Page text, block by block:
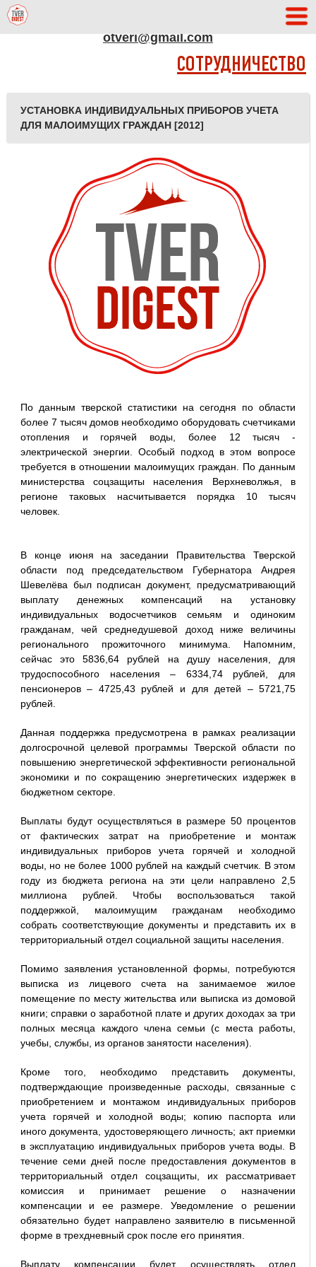
otveri@gmail.com
СОТРУДНИЧЕСТВО
УСТАНОВКА ИНДИВИДУАЛЬНЫХ ПРИБОРОВ УЧЕТА
ДЛЯ МАЛОИМУЩИХ ГРАЖДАН [2012]
По данным тверской статистики на сегодня по области
более 7 тысяч домов необходимо оборудовать счетчиками
отопления и горячей воды, более 12 тысяч -
электрической энергии. Особый подход в этом вопросе
требуется в отношении малоимущих граждан. По данным
министерства соцзащиты населения Верхневолжья, в
регионе таковых насчитывается порядка 10 тысяч
человек.
В конце июня на заседании Правительства Тверской
области под председательством Губернатора Андрея
Шевелёва был подписан документ, предусматривающий
выплату денежных компенсаций на установку
индивидуальных водосчетчиков семьям и одиноким
гражданам, чей среднедушевой доход ниже величины
регионального прожиточного минимума. Напомним,
сейчас это 5836,64 рублей на душу населения, для
трудоспособного населения – 6334,74 рублей, для
пенсионеров – 4725,43 рублей и для детей – 5721,75
рублей.
Данная поддержка предусмотрена в рамках реализации
долгосрочной целевой программы Тверской области по
повышению энергетической эффективности региональной
экономики и по сокращению энергетических издержек в
бюджетном секторе.
Выплаты будут осуществляться в размере 50 процентов
от фактических затрат на приобретение и монтаж
индивидуальных приборов учета горячей и холодной
воды, но не более 1000 рублей на каждый счетчик. В этом
году из бюджета региона на эти цели направлено 2,5
миллиона рублей. Чтобы воспользоваться такой
поддержкой, малоимущим гражданам необходимо
собрать соответствующие документы и представить их в
территориальный отдел социальной защиты населения.
Помимо заявления установленной формы, потребуются
выписка из лицевого счета на занимаемое жилое
помещение по месту жительства или выписка из домовой
книги; справки о заработной плате и других доходах за три
полных месяца каждого члена семьи (с места работы,
учебы, службы, из органов занятости населения).
Кроме того, необходимо представить документы,
подтверждающие произведенные расходы, связанные с
приобретением и монтажом индивидуальных приборов
учета горячей и холодной воды; копию паспорта или
иного документа, удостоверяющего личность; акт приемки
в эксплуатацию индивидуальных приборов учета воды. В
течение семи дней после предоставления документов в
территориальный отдел соцзащиты, их рассматривает
комиссия и принимает решение о назначении
компенсации и ее размере. Уведомление о решении
обязательно будет направлено заявителю в письменной
форме в трехдневный срок после его принятия.
Выплату компенсации будет осуществлять отдел